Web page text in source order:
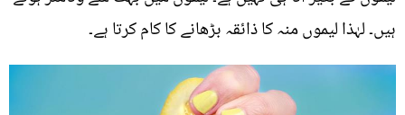
ہیں۔ لہٰذا لیموں منہ کا ذائقہ بڑھانے کا کام کرتا ہے۔